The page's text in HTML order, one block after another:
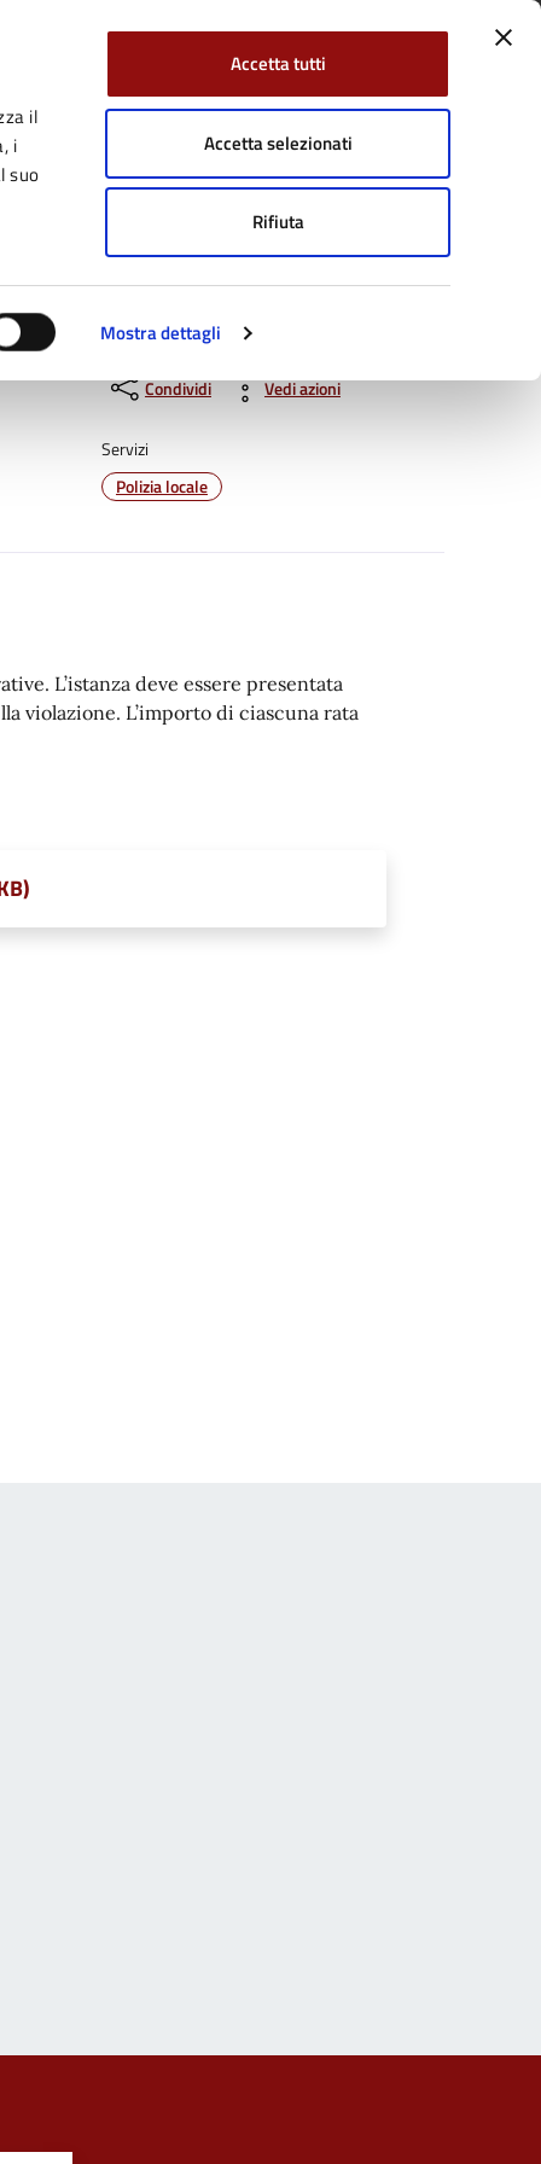
il
i
suo
Mostra dettagli
Accetta tutti
Accetta selezionati
Rifiuta
su: TwitterYouTube Cerca:
Tutti gli argomenti
Condividi Vedi azioni
Servizi
Polizia locale
L’istanza deve essere presentata
violazione. L’importo di ciascuna rata